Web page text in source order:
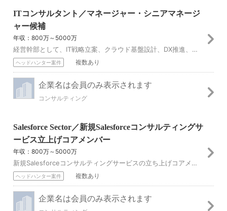
ITコンサルタント／マネージャー・シニアマネージ
ャー候補
年収：800万～5000万
経営幹部として、IT戦略立案、クラウド基盤設計、DX推進、RPA/AI活用など伴走型コンサルティングを幅広く提供。 ・成長施策の策定、組織運営 ・マネージャー...
ヘッドハンター案件 複数あり
企業名は会員のみ表示されます
コンサルティング
Salesforce Sector／新規Salesforceコンサルティングサ
ービス立上げコアメンバー
年収：800万～5000万
新規Salesforceコンサルティングサービスの立ち上げコアメンバーとして、IT戦略立案からソリューション導入・定着化までエンドツーエンドで参画。 ・アーキ...
ヘッドハンター案件 複数あり
企業名は会員のみ表示されます